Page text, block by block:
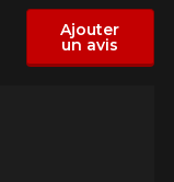
Ajouter
un avis